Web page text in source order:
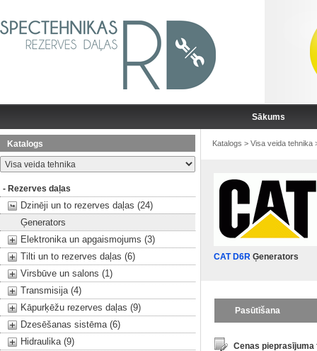
Sākums
Katalogs
- Rezerves daļas
Dzinēji un to rezerves daļas (24)
Ģenerators
Elektronika un apgaismojums (3)
Tilti un to rezerves daļas (6)
Virsbūve un salons (1)
Transmisija (4)
Kāpurķēžu rezerves daļas (9)
Dzesēšanas sistēma (6)
Hidraulika (9)
Katalogs > Visa veida tehnika
CAT D6R Ģenerators
Pasūtīšana
Cenas pieprasījuma